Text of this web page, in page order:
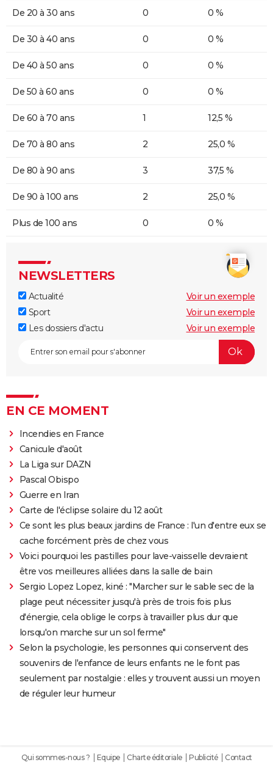
De 20 à 30 ans 0 0 %
De 30 à 40 ans 0 0 %
De 40 à 50 ans 0 0 %
De 50 à 60 ans 0 0 %
De 60 à 70 ans 1 12,5 %
De 70 à 80 ans 2 25,0 %
De 80 à 90 ans 3 37,5 %
De 90 à 100 ans 2 25,0 %
Plus de 100 ans 0 0 %
NEWSLETTERS
Actualité
Voir un exemple
Sport
Voir un exemple
Les dossiers d'actu
Voir un exemple
EN CE MOMENT
Incendies en France
Canicule d'août
La Liga sur DAZN
Pascal Obispo
Guerre en Iran
Carte de l'éclipse solaire du 12 août
Ce sont les plus beaux jardins de France : l'un d'entre eux se
cache forcément près de chez vous
Voici pourquoi les pastilles pour lave-vaisselle devraient
être vos meilleures alliées dans la salle de bain
Sergio Lopez Lopez, kiné : "Marcher sur le sable sec de la
plage peut nécessiter jusqu'à près de trois fois plus
d'énergie, cela oblige le corps à travailler plus dur que
lorsqu'on marche sur un sol ferme"
Selon la psychologie, les personnes qui conservent des
souvenirs de l'enfance de leurs enfants ne le font pas
seulement par nostalgie : elles y trouvent aussi un moyen
de réguler leur humeur
Qui sommes-nous ? Equipe Charte éditoriale Publicité
Contact